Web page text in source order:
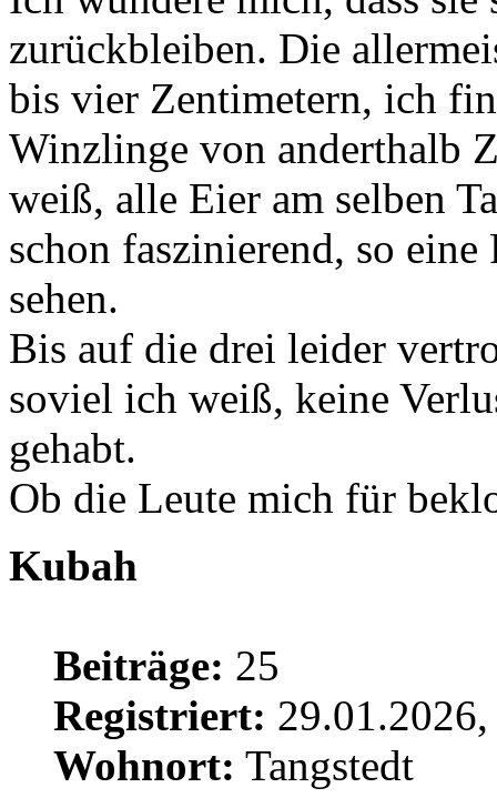
zurückbleiben. Die
bis vier Zentimetern, ich
Winzlinge von anderthalb
weiß, alle Eier am selben
schon faszinierend, so eine
sehen.
Bis auf die drei leider
soviel ich weiß, keine
gehabt.
Ob die Leute mich für
Kubah
Beiträge: 25
Registriert:
Wohnort: Tangstedt